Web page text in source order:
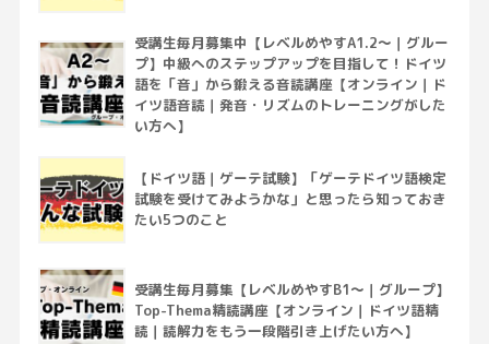
受講生毎月募集中【レベルめやすA1.2～｜グルー
プ】中級へのステップアップを目指して！ドイツ
語を「音」から鍛える音読講座【オンライン｜ド
イツ語音読｜発音・リズムのトレーニングがした
い方へ】
【ドイツ語｜ゲーテ試験】「ゲーテドイツ語検定
試験を受けてみようかな」と思ったら知っておき
たい5つのこと
受講生毎月募集【レベルめやすB1～｜グループ】
Top-Thema精読講座【オンライン｜ドイツ語精
読｜読解力をもう一段階引き上げたい方へ】